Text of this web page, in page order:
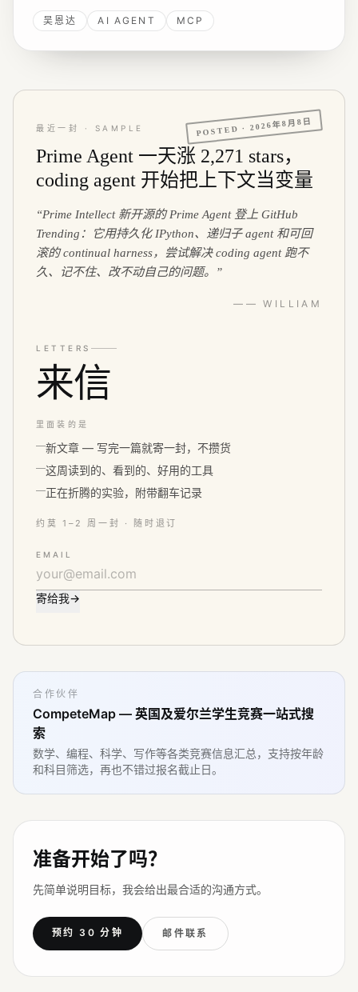
带数字的 Slack 回复、理好的日历。我读了后端代码，聊聊
它在交付形态、分层风险模型、无人值守 inbox、self-
吴恩达 AI AGENT MCP
POSTED ·2026年8月8日
最近一封 · SAMPLE
Prime Agent 一天涨 2,271 stars，
coding agent 开始把上下文当变量
“Prime Intellect 新开源的 Prime Agent 登上 GitHub
Trending：它用持久化 IPython、递归子 agent 和可回
滚的 continual harness，尝试解决 coding agent 跑不
久、记不住、改不动自己的问题。
”
—— WILLIAM
LETTERS
来信
里面装的是
新文章 — 写完一篇就寄一封，不攒货
这周读到的、看到的、好用的工具
正在折腾的实验，附带翻车记录
约莫 1–2 周一封 · 随时退订
EMAIL
寄给我→
合作伙伴
CompeteMap — 英国及爱尔兰学生竞赛一站式搜
索
数学、编程、科学、写作等各类竞赛信息汇总，支持按年龄
和科目筛选，再也不错过报名截止日。
准备开始了吗？
先简单说明目标，我会给出最合适的沟通方式。
预约 30 分钟 邮件联系